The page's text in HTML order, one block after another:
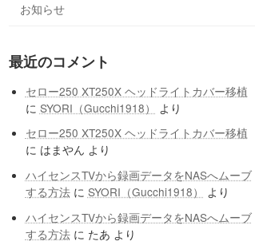
お知らせ
最近のコメント
セロー250 XT250X ヘッドライトカバー移植
に SYORI（Gucchi1918）
より
セロー250 XT250X ヘッドライトカバー移植
に はまやん より
ハイセンスTVから録画データをNASへムーブ
する方法に SYORI（Gucchi1918）
より
ハイセンスTVから録画データをNASへムーブ
する方法に たあ より